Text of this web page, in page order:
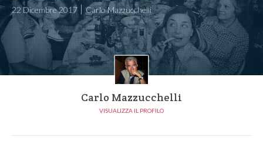
22 Dicembre 2017 Carlo Mazzucchelli
Carlo Mazzucchelli
VISUALIZZA IL PROFILO